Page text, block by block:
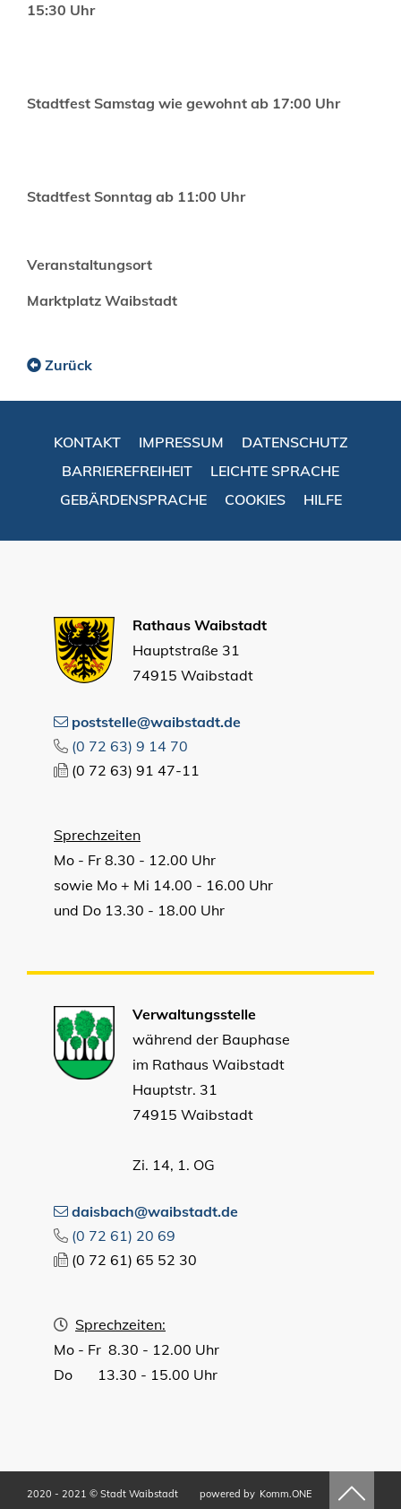
15:30 Uhr
Stadtfest Samstag wie gewohnt ab 17:00 Uhr
Stadtfest Sonntag ab 11:00 Uhr
Veranstaltungsort
Marktplatz Waibstadt
Zurück
KONTAKT IMPRESSUM
DATENSCHUTZ
BARRIEREFREIHEIT
LEICHTE SPRACHE
GEBÄRDENSPRACHE
COOKIES HILFE
Rathaus Waibstadt
Hauptstraße 31
74915 Waibstadt
poststelle@waibstadt.de
(0 72 63) 9 14 70
(0 72 63) 91 47-11
Sprechzeiten
Mo - Fr 8.30 - 12.00 Uhr
sowie Mo + Mi 14.00 - 16.00 Uhr
und Do 13.30 - 18.00 Uhr
Verwaltungsstelle
während der Bauphase
im Rathaus Waibstadt
Hauptstr. 31
74915 Waibstadt
Zi. 14, 1. OG
daisbach@waibstadt.de
(0 72 61) 20 69
(0 72 61) 65 52 30
Sprechzeiten:
Mo - Fr 8.30 - 12.00 Uhr
Do 13.30 - 15.00 Uhr
2020 - 2021 © Stadt Waibstadt powered by Komm.ONE